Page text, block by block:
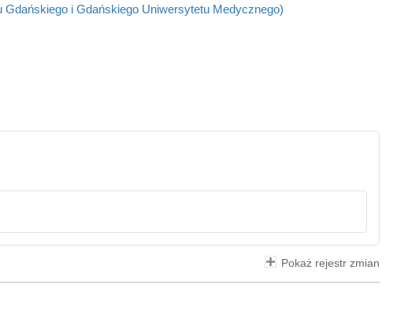
i Gdańskiego Uniwersytetu Medycznego)
Pokaż rejestr zmian